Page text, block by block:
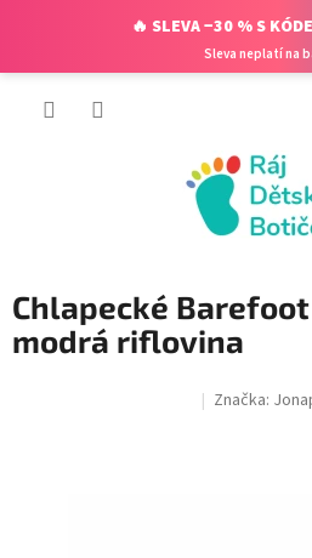
Chlapecké
modrá riflovina
Značka:
🔥 SLEVA −30 % S
Sleva neplatí na